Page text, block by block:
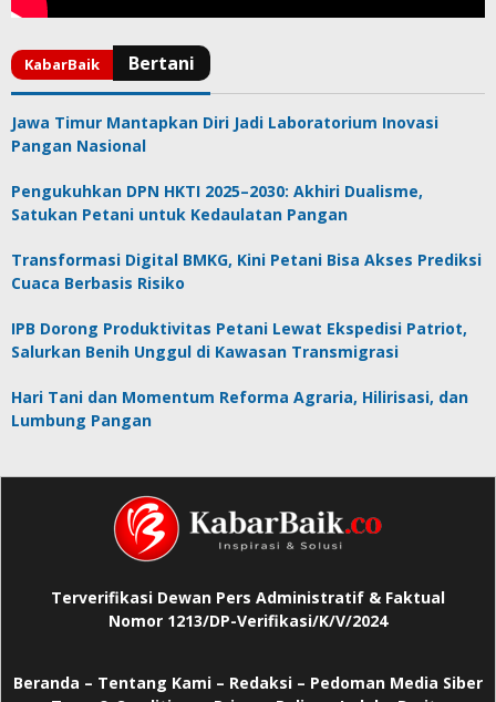
Jawa Timur Mantapkan Diri Jadi Laboratorium Inovasi
Pangan Nasional
Pengukuhkan DPN HKTI 2025–2030: Akhiri Dualisme,
Satukan Petani untuk Kedaulatan Pangan
Transformasi Digital BMKG, Kini Petani Bisa Akses Prediksi
Cuaca Berbasis Risiko
IPB Dorong Produktivitas Petani Lewat Ekspedisi Patriot,
Salurkan Benih Unggul di Kawasan Transmigrasi
Hari Tani dan Momentum Reforma Agraria, Hilirisasi, dan
Lumbung Pangan
Terverifikasi Dewan Pers Administratif & Faktual
Nomor 1213/DP-Verifikasi/K/V/2024
Beranda – Tentang Kami – Redaksi – Pedoman Media Siber